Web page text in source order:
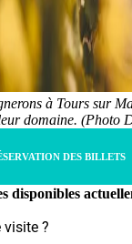
à Tours sur
domaine. (Photo
DES BILLETS
disponibles
visite ?